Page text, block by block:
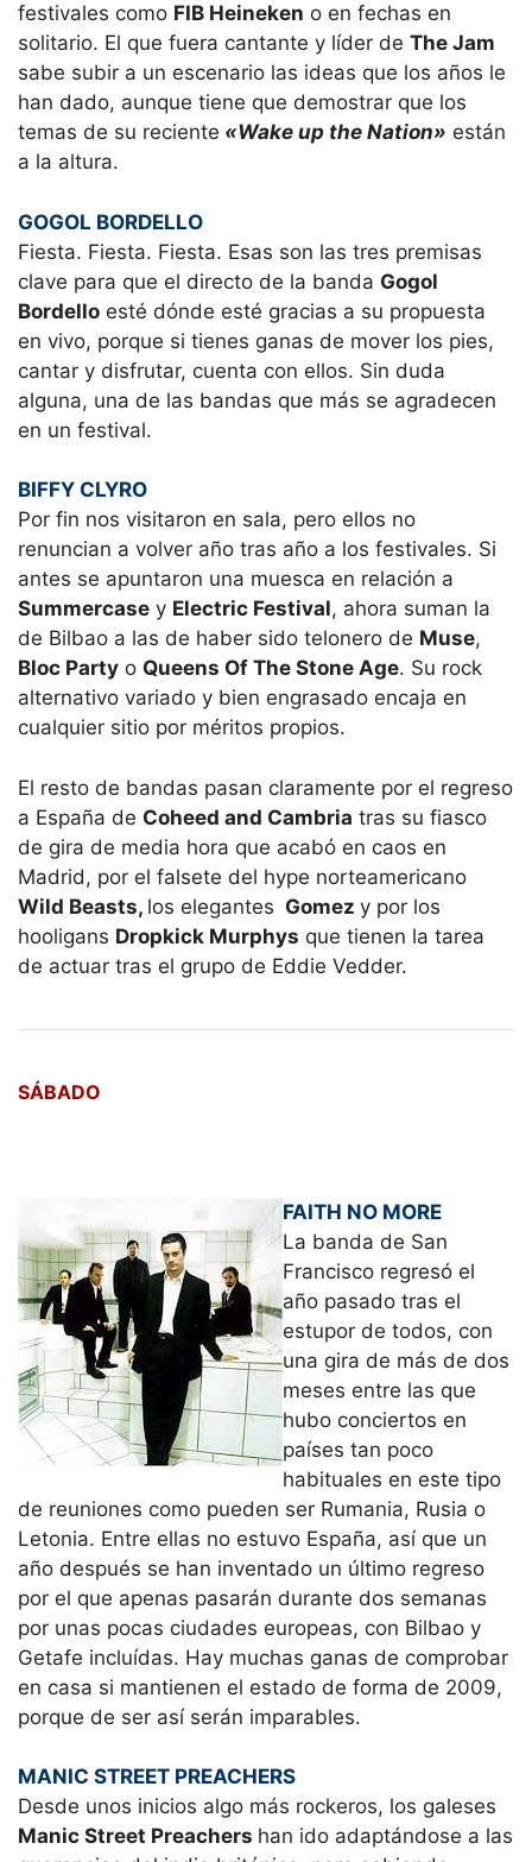
festivales como FIB Heineken o en fechas en
solitario. El que fuera cantante y líder de The Jam
sabe subir a un escenario las ideas que los años le
han dado, aunque tiene que demostrar que los
temas de su reciente «Wake up the Nation» están
a la altura.
GOGOL BORDELLO
Fiesta. Fiesta. Fiesta. Esas son las tres premisas
clave para que el directo de la banda Gogol
Bordello esté dónde esté gracias a su propuesta
en vivo, porque si tienes ganas de mover los pies,
cantar y disfrutar, cuenta con ellos. Sin duda
alguna, una de las bandas que más se agradecen
en un festival.
BIFFY CLYRO
Por fin nos visitaron en sala, pero ellos no
renuncian a volver año tras año a los festivales. Si
antes se apuntaron una muesca en relación a
Summercase y Electric Festival, ahora suman la
de Bilbao a las de haber sido telonero de Muse,
Bloc Party o Queens Of The Stone Age. Su rock
alternativo variado y bien engrasado encaja en
cualquier sitio por méritos propios.
El resto de bandas pasan claramente por el regreso
a España de Coheed and Cambria tras su fiasco
de gira de media hora que acabó en caos en
Madrid, por el falsete del hype norteamericano
Wild Beasts, los elegantes Gomez y por los
hooligans Dropkick Murphys que tienen la tarea
de actuar tras el grupo de Eddie Vedder.
SÁBADO
FAITH NO MORE
La banda de San
Francisco regresó el
año pasado tras el
estupor de todos, con
una gira de más de dos
meses entre las que
hubo conciertos en
países tan poco
habituales en este tipo
de reuniones como pueden ser Rumania, Rusia o
Letonia. Entre ellas no estuvo España, así que un
año después se han inventado un último regreso
por el que apenas pasarán durante dos semanas
por unas pocas ciudades europeas, con Bilbao y
Getafe incluídas. Hay muchas ganas de comprobar
en casa si mantienen el estado de forma de 2009,
porque de ser así serán imparables.
MANIC STREET PREACHERS
Desde unos inicios algo más rockeros, los galeses
Manic Street Preachers han ido adaptándose a las